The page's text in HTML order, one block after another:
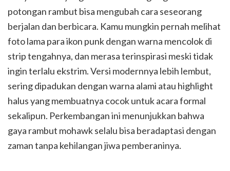
potongan rambut bisa mengubah cara seseorang
berjalan dan berbicara. Kamu mungkin pernah melihat
foto lama para ikon punk dengan warna mencolok di
strip tengahnya, dan merasa terinspirasi meski tidak
ingin terlalu ekstrim. Versi modernnya lebih lembut,
sering dipadukan dengan warna alami atau highlight
halus yang membuatnya cocok untuk acara formal
sekalipun. Perkembangan ini menunjukkan bahwa
gaya rambut mohawk selalu bisa beradaptasi dengan
zaman tanpa kehilangan jiwa pemberaninya.